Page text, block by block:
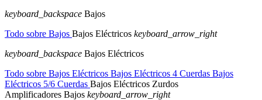
keyboard_backspace Bajos
Todo sobre Bajos Bajos Eléctricos keyboard_arrow_right
keyboard_backspace Bajos Eléctricos
Todo sobre Bajos Eléctricos Bajos Eléctricos 4 Cuerdas Bajos
Eléctricos 5/6 Cuerdas Bajos Eléctricos Zurdos
Amplificadores Bajos keyboard_arrow_right